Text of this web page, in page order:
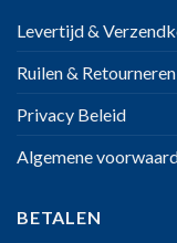
Levertijd &
Ruilen & Retourneren
Privacy Beleid
Algemene
BETALEN